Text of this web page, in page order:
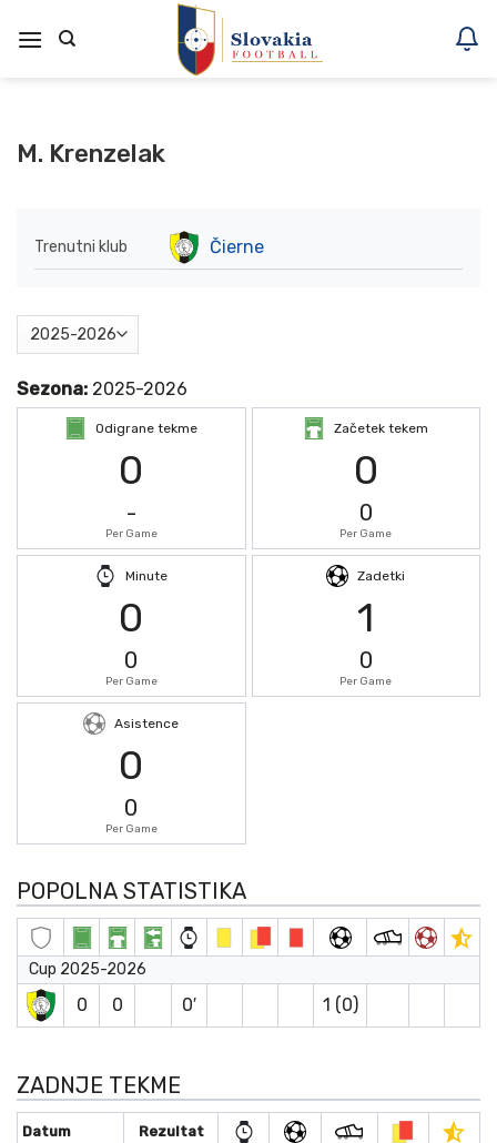
na
M. Krenzelak
Trenutni klub Čierne
Sezona: 2025-2026
Odigrane tekme
0
-
Per Game
Začetek tekem
0
0
Per Game
Minute
0
0
Per Game
Zadetki
1
0
Per Game
Asistence
0
0
Per Game
POPOLNA STATISTIKA
Cup 2025-2026
0 0 0′ 1 (0)
ZADNJE TEKME
Datum Rezultat